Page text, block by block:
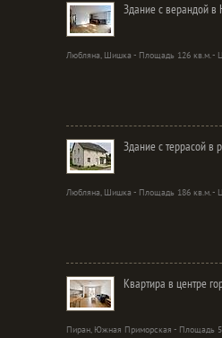
Здание с верандой
Любляна, Шишка - Площадь 126 кв.м. -
Здание с террасой
Любляна, Шишка - Площадь 186 кв.м. -
Квартира в центре
Пиран, Южная Приморская - Площадь